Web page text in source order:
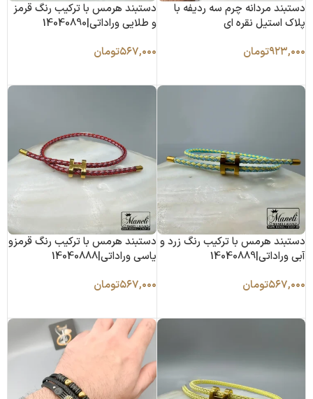
دستبند مردانه چرم سه ردیفه با
پلاک استیل نقره ای
۹۲۳,۰۰۰تومان
دستبند هرمس با ترکیب رنگ قرمز
و طلایی وراداتی|14040890
۵۶۷,۰۰۰تومان
دستبند هرمس با ترکیب رنگ زرد و
آبی وراداتی|14040889
۵۶۷,۰۰۰تومان
دستبند هرمس با ترکیب رنگ قرمزو
یاسی وراداتی|14040888
۵۶۷,۰۰۰تومان